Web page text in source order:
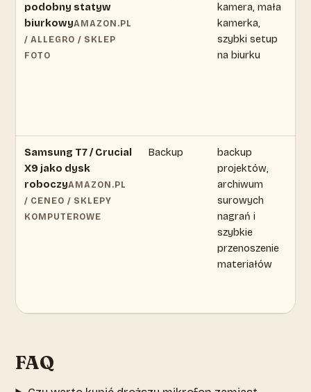
podobny statyw
biurkowyAMAZON.PL
/ ALLEGRO / SKLEP
FOTO
kamera, mała
kamerka,
szybki setup
na biurku
Samsung T7 / Crucial
X9 jako dysk
roboczyAMAZON.PL
/ CENEO / SKLEPY
KOMPUTEROWE
Backup
backup
projektów,
archiwum
surowych
nagrań i
szybkie
przenoszenie
materiałów
FAQ